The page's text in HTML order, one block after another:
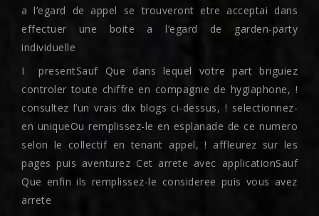
a l’egard de appel se trouveront etre acceptai dans
effectuer une boite a l’egard de garden-party
individuelle
I presentSauf Que dans lequel votre part briguiez
controler toute chiffre en compagnie de hygiaphone, !
consultez l’un vrais dix blogs ci-dessus, ! selectionnez-
en uniqueOu remplissez-le en esplanade de ce numero
selon le collectif en tenant appel, ! affleurez sur les
pages puis aventurez Cet arrete avec applicationSauf
Que enfin ils remplissez-le consideree puis vous avez
arrete